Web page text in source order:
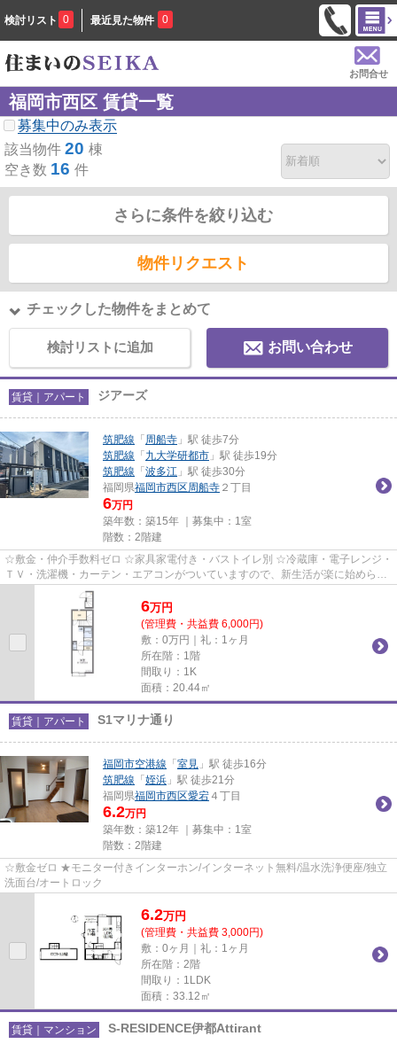
検討リスト 0 最近見た物件 0
お問合せ
福岡市西区 賃貸一覧
募集中のみ表示
該当物件 20 棟
空き数 16 件
さらに条件を絞り込む
物件リクエスト
チェックした物件をまとめて
検討リストに追加 お問い合わせ
賃貸｜アパート ジアーズ
筑肥線 「 周船寺 」駅 徒歩7分
筑肥線 「 九大学研都市 」駅 徒歩19分
筑肥線 「 波多江 」駅 徒歩30分
福岡県福岡市西区周船寺 ２丁目
6万円
築年数：築15年 ｜募集中： 1室
階数：2階建
☆敷金・仲介手数料ゼロ ☆家具家電付き・バストイレ別 ☆冷蔵庫・電子レンジ・
ＴＶ・洗濯機・カーテン・エアコンがついていますので、新生活が楽に始められ
6万円
(管理費・共益費 6,000円)
敷：0万円｜礼：1ヶ月
所在階：1階
間取り：1K
面積：20.44㎡
賃貸｜アパート S1マリナ通り
福岡市空港線 「 室見 」駅 徒歩16分
筑肥線 「 姪浜 」駅 徒歩21分
福岡県福岡市西区愛宕 ４丁目
6.2万円
築年数：築12年 ｜募集中： 1室
階数：2階建
☆敷金ゼロ ★モニター付きインターホン/インターネット無料/温水洗浄便座/独立
洗面台/オートロック
6.2万円
(管理費・共益費 3,000円)
敷：0ヶ月｜礼：1ヶ月
所在階：2階
間取り：1LDK
面積：33.12㎡
賃貸｜マンション S-RESIDENCE伊都Attirant